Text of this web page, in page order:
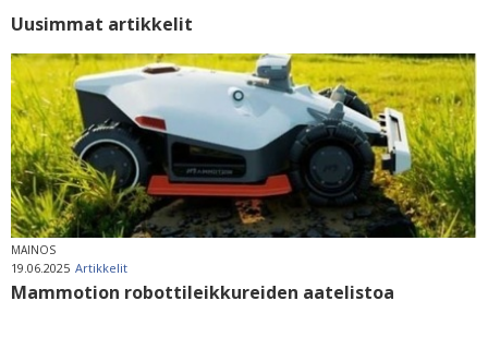
Uusimmat artikkelit
MAINOS
19.06.2025 Artikkelit
Mammotion robottileikkureiden aatelistoa